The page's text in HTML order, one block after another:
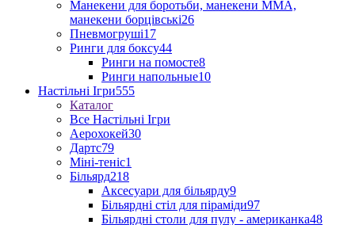
Манекени для боротьби, манекени ММА,
манекени борцівські26
Пневмогруші17
Ринги для боксу44
Ринги на помосте8
Ринги напольные10
Настільні Ігри555
Каталог
Все Настільні Ігри
Аерохокей30
Дартс79
Міні-теніс1
Більярд218
Аксесуари для більярду9
Більярдні стіл для піраміди97
Більярдні столи для пулу - американка48